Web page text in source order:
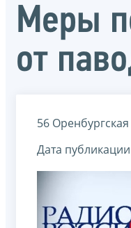
Меры
от
56
Дата